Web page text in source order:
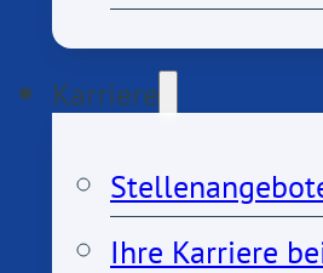
Karriere
Ihre Karriere